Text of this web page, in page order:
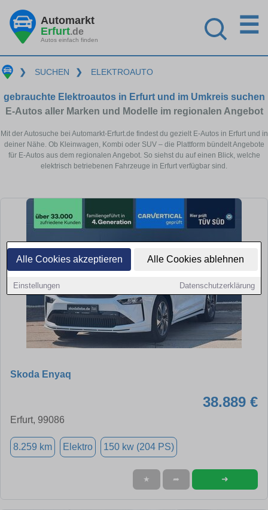
Alle Cookies akzeptieren Alle Cookies ablehnen
Einstellungen Datenschutzerklärung
Automarkt
Erfurt.de
Autos einfach finden
☰
❯ SUCHEN ❯ ELEKTROAUTO
gebrauchte Elektroautos in Erfurt und im Umkreis suchen
E-Autos aller Marken und Modelle im regionalen Angebot
Mit der Autosuche bei Automarkt-Erfurt.de findest du gezielt E-Autos in Erfurt und in
deiner Nähe. Ob Kleinwagen, Kombi oder SUV – die Plattform bündelt Angebote
für E-Autos aus dem regionalen Angebot. So siehst du auf einen Blick, welche
elektrisch betriebenen Fahrzeuge in Erfurt verfügbar sind.
Skoda Enyaq
38.889 €
Erfurt, 99086
8.259 km Elektro 150 kw (204 PS)
★ ➦ ➜